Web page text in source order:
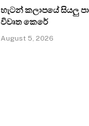
හැටන් කලාපයේ සියලු
විවෘත කෙරේ
August 5, 2026